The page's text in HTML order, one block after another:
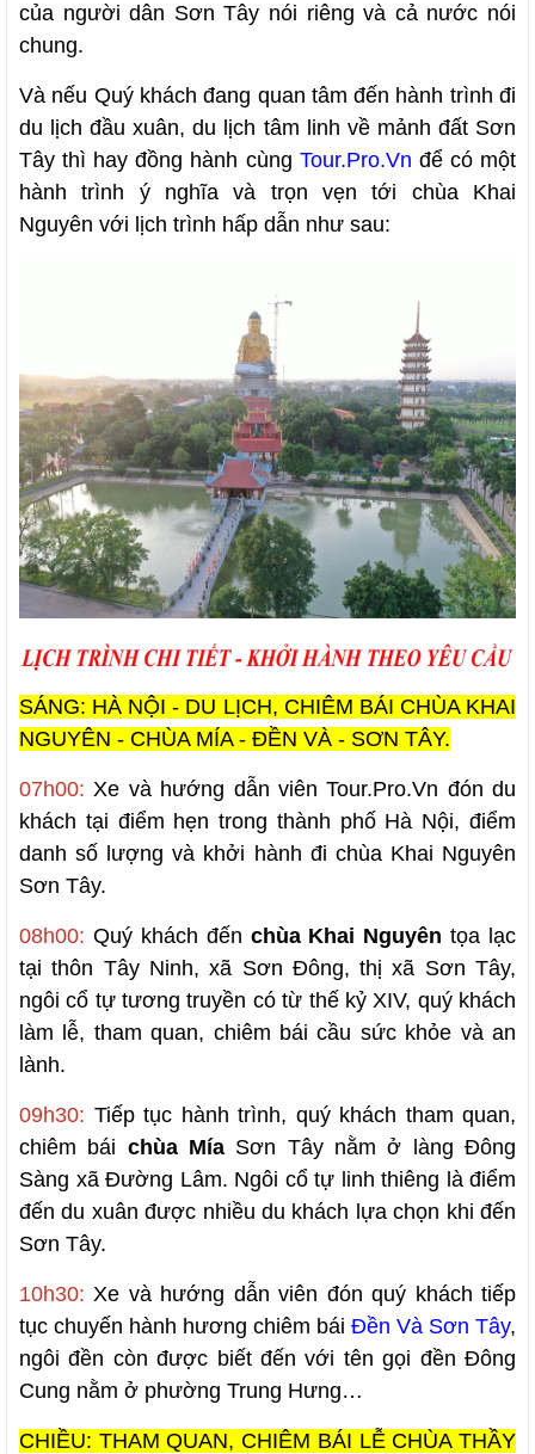
của người dân Sơn Tây nói riêng và cả nước nói
chung.
Và nếu Quý khách đang quan tâm đến hành trình đi
du lịch đầu xuân, du lịch tâm linh về mảnh đất Sơn
Tây thì hay đồng hành cùng Tour.Pro.Vn để có một
hành trình ý nghĩa và trọn vẹn tới chùa Khai
Nguyên với lịch trình hấp dẫn như sau:
SÁNG: HÀ NỘI - DU LỊCH, CHIÊM BÁI CHÙA KHAI
NGUYÊN - CHÙA MÍA - ĐỀN VÀ - SƠN TÂY.
07h00: Xe và hướng dẫn viên Tour.Pro.Vn đón du
khách tại điểm hẹn trong thành phố Hà Nội, điểm
danh số lượng và khởi hành đi chùa Khai Nguyên
Sơn Tây.
08h00: Quý khách đến chùa Khai Nguyên tọa lạc
tại thôn Tây Ninh, xã Sơn Đông, thị xã Sơn Tây,
ngôi cổ tự tương truyền có từ thế kỷ XIV, quý khách
làm lễ, tham quan, chiêm bái cầu sức khỏe và an
lành.
09h30: Tiếp tục hành trình, quý khách tham quan,
chiêm bái chùa Mía Sơn Tây nằm ở làng Đông
Sàng xã Đường Lâm. Ngôi cổ tự linh thiêng là điểm
đến du xuân được nhiều du khách lựa chọn khi đến
Sơn Tây.
10h30: Xe và hướng dẫn viên đón quý khách tiếp
tục chuyến hành hương chiêm bái Đền Và Sơn Tây,
ngôi đền còn được biết đến với tên gọi đền Đông
Cung nằm ở phường Trung Hưng…
CHIỀU: THAM QUAN, CHIÊM BÁI LỄ CHÙA THẦY